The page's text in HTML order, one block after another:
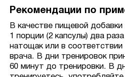
Рекомендации по
В качестве пищевой
1 порции (2 капсулы) два
натощак или в
врача. В дни тренировок
60 минут до тренировки. В